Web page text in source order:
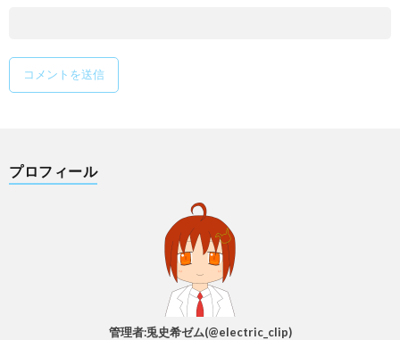
プロフィール
管理者:兎史希ゼム(@electric_clip)